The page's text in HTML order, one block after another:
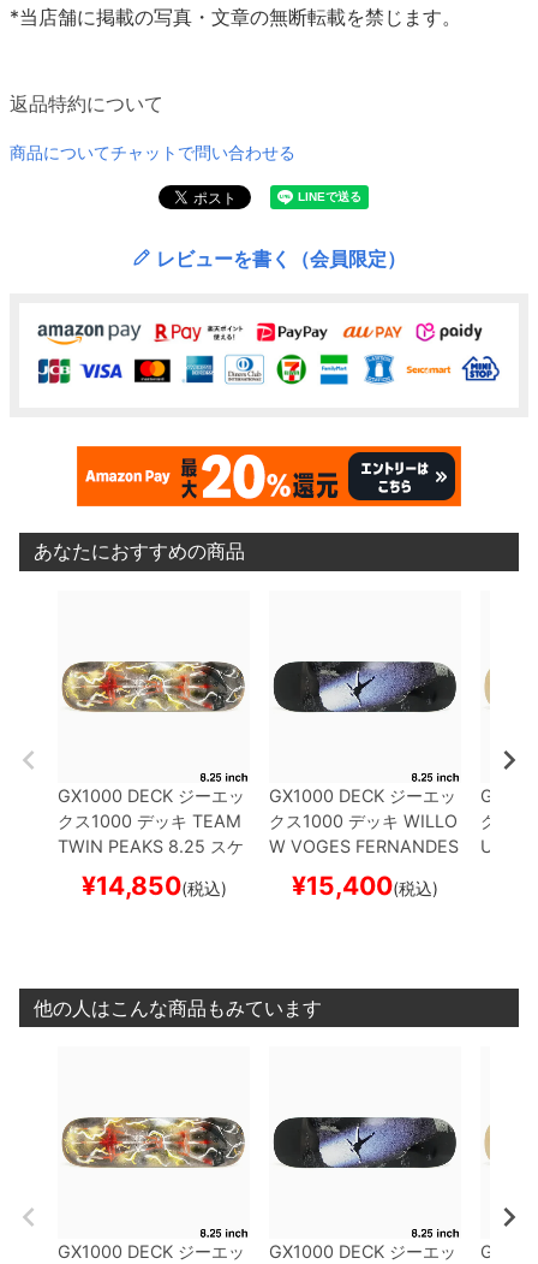
*当店舗に掲載の写真・文章の無断転載を禁じます。
返品特約について
商品についてチャットで問い合わせる
レビューを書く（会員限定）
あなたにおすすめの商品
GX1000 DECK ジーエッ
クス1000 デッキ TEAM
TWIN PEAKS 8.25 スケ
ートボード スケボー
¥14,850(税込)
GX1000 DECK ジーエッ
クス1000 デッキ WILLO
W VOGES FERNANDES
SKY DIVE 8.25
ボード スケボー
¥15,400(税込)
クス
U
他の人はこんな商品もみています
GX1000 DECK ジーエッ
GX1000 DECK ジーエッ